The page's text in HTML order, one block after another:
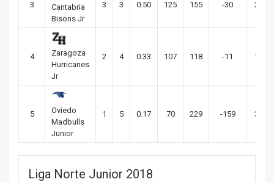
3
Cantabria
Bisons Jr
3 3 0.50 125 155 -30 25.83
4
Zaragoza
Hurricanes
Jr
2 4 0.33 107 118 -11 19.67
5
Oviedo
Madbulls
Junior
1 5 0.17 70 229 -159 38.17
Liga Norte Junior 2018